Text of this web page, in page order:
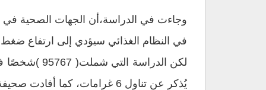
في النظام الغذائي سيؤدي إلى ارتفاع ضغط
يُذكر عن تناول 6 غرامات، كما أفادت صحيفة “أندبندنت” في تقرير عن الدراسة ذات النتائج المثيرة للجدل.